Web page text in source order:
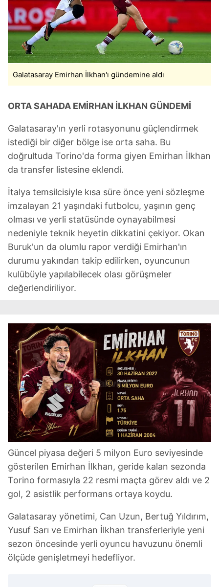
Galatasaray Emirhan İlkhan'ı gündemine aldı
ORTA SAHADA EMİRHAN İLKHAN GÜNDEMİ
Galatasaray'ın yerli rotasyonunu güçlendirmek
istediği bir diğer bölge ise orta saha. Bu
doğrultuda Torino'da forma giyen Emirhan İlkhan
da transfer listesine eklendi.
İtalya temsilcisiyle kısa süre önce yeni sözleşme
imzalayan 21 yaşındaki futbolcu, yaşının genç
olması ve yerli statüsünde oynayabilmesi
nedeniyle teknik heyetin dikkatini çekiyor. Okan
Buruk'un da olumlu rapor verdiği Emirhan'ın
durumu yakından takip edilirken, oyuncunun
kulübüyle yapılabilecek olası görüşmeler
değerlendiriliyor.
Güncel piyasa değeri 5 milyon Euro seviyesinde
gösterilen Emirhan İlkhan, geride kalan sezonda
Torino formasıyla 22 resmi maçta görev aldı ve 2
gol, 2 asistlik performans ortaya koydu.
Galatasaray yönetimi, Can Uzun, Bertuğ Yıldırım,
Yusuf Sarı ve Emirhan İlkhan transferleriyle yeni
sezon öncesinde yerli oyuncu havuzunu önemli
ölçüde genişletmeyi hedefliyor.